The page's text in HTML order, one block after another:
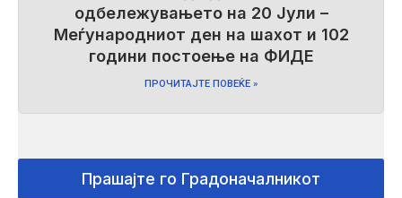
одбележувањето на 20 Јули –
Меѓународниот ден на шахот и 102
години постоење на ФИДЕ
ПРОЧИТАЈТЕ ПОВЕЌЕ »
Прашајте го Градоначалникот